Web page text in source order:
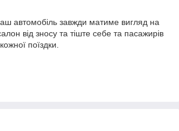
автомобіль завжди матиме вигляд на
від зносу та тіште себе та пасажирів
поїздки.